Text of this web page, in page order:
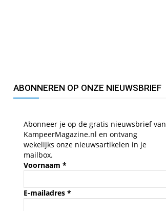
ABONNEREN OP ONZE NIEUWSBRIEF
Abonneer je op de gratis nieuwsbrief van
KampeerMagazine.nl en ontvang
wekelijks onze nieuwsartikelen in je
mailbox.
Voornaam *
E-mailadres *